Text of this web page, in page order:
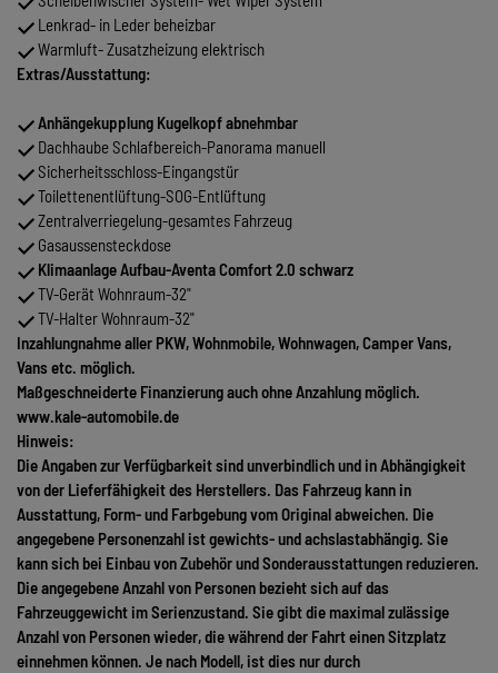
Lenkrad- in Leder beheizbar
Warmluft- Zusatzheizung elektrisch
Extras/Ausstattung:
Anhängekupplung Kugelkopf abnehmbar
Dachhaube Schlafbereich-Panorama manuell
Sicherheitsschloss-Eingangstür
Toilettenentlüftung-SOG-Entlüftung
Zentralverriegelung-gesamtes Fahrzeug
Gasaussensteckdose
Klimaanlage Aufbau-Aventa Comfort 2.0 schwarz
TV-Gerät Wohnraum-32"
TV-Halter Wohnraum-32"
Inzahlungnahme aller PKW, Wohnmobile, Wohnwagen, Camper Vans,
Vans etc. möglich.
Maßgeschneiderte Finanzierung auch ohne Anzahlung möglich.
www.kale-automobile.de
Hinweis:
Die Angaben zur Verfügbarkeit sind unverbindlich und in Abhängigkeit
von der Lieferfähigkeit des Herstellers. Das Fahrzeug kann in
Ausstattung, Form- und Farbgebung vom Original abweichen. Die
angegebene Personenzahl ist gewichts- und achslastabhängig. Sie
kann sich bei Einbau von Zubehör und Sonderausstattungen reduzieren.
Die angegebene Anzahl von Personen bezieht sich auf das
Fahrzeuggewicht im Serienzustand. Sie gibt die maximal zulässige
Anzahl von Personen wieder, die während der Fahrt einen Sitzplatz
einnehmen können. Je nach Modell, ist dies nur durch